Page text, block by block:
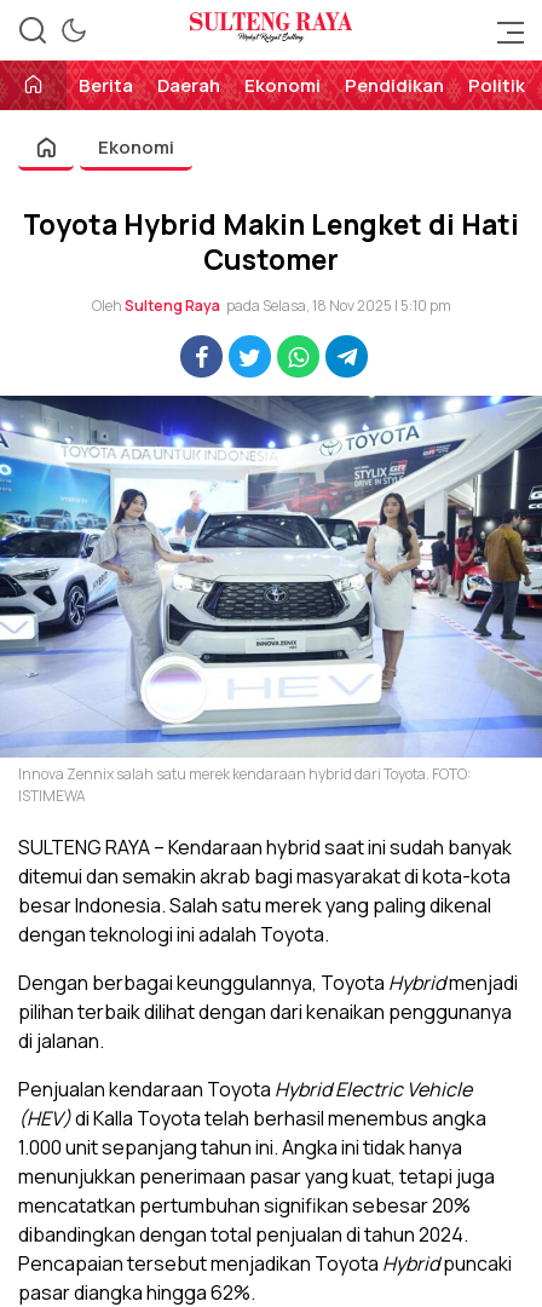
Sulteng Raya
Perekat Rakyat Sulteng
Berita
Daerah Ekonomi Pendidikan Politik
Ekonomi
Toyota Hybrid Makin Lengket di Hati
Customer
OlehSulteng Raya pada Selasa, 18 Nov 2025 | 5:10 pm
Innova Zennix salah satu merek kendaraan hybrid dari Toyota. FOTO:
ISTIMEWA
SULTENG RAYA – Kendaraan hybrid saat ini sudah banyak
ditemui dan semakin akrab bagi masyarakat di kota-kota
besar Indonesia. Salah satu merek yang paling dikenal
dengan teknologi ini adalah Toyota.
Dengan berbagai keunggulannya, Toyota Hybridmenjadi
pilihan terbaik dilihat dengan dari kenaikan penggunanya
di jalanan.
Penjualan kendaraan Toyota Hybrid Electric Vehicle
(HEV)di Kalla Toyota telah berhasil menembus angka
1.000 unit sepanjang tahun ini. Angka ini tidak hanya
menunjukkan penerimaan pasar yang kuat, tetapi juga
mencatatkan pertumbuhan signifikan sebesar 20%
dibandingkan dengan total penjualan di tahun 2024.
Pencapaian tersebut menjadikan Toyota Hybridpuncaki
pasar diangka hingga 62%.